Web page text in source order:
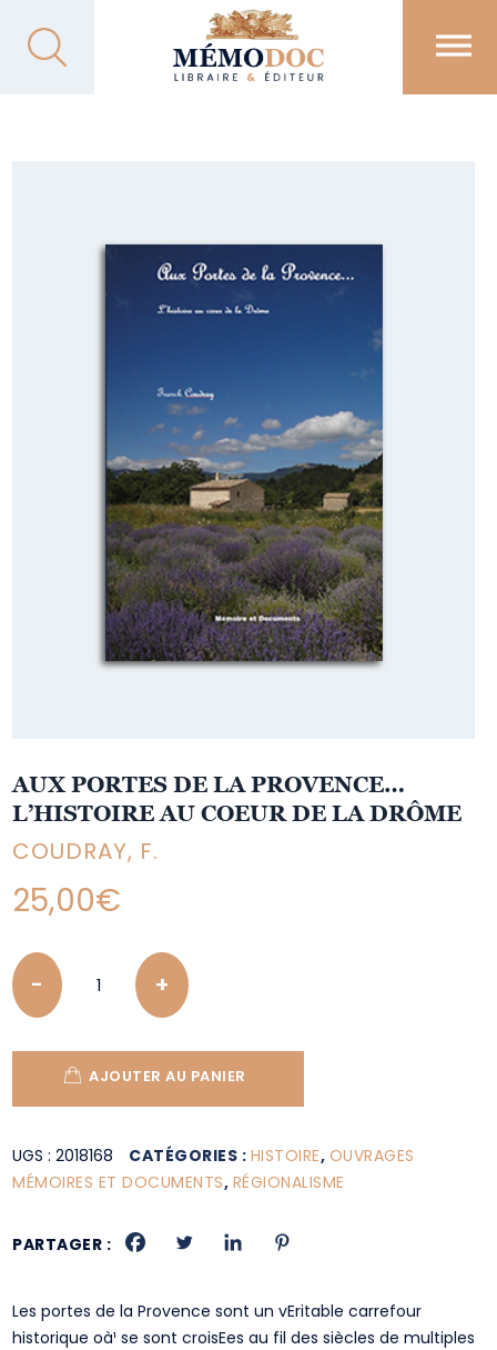
AUX PORTES DE LA PROVENCE…
L’HISTOIRE AU COEUR DE LA DRÔME
COUDRAY, F.
25,00€
Quantity
AJOUTER AU PANIER
UGS :2018168 CATÉGORIES : HISTOIRE, OUVRAGES
MÉMOIRES ET DOCUMENTS, RÉGIONALISME
PARTAGER :
Les portes de la Provence sont un vEritable carrefour
historique oà¹ se sont croisEes au fil des siècles de multiples